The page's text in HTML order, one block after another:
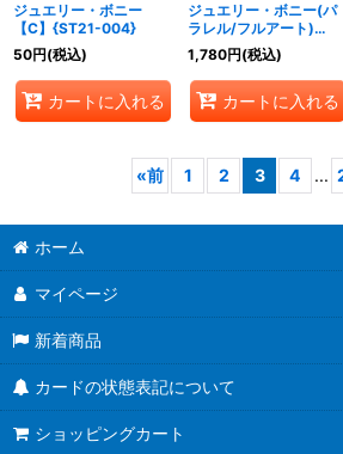
ジュエリー・ボニー
【C】{ST21-004}
50円(税込)
カートに入れる
ジュエリー・ボニー(パ
ラレル/フルアート)
【C/P】{ST21-004}
1,780円(税込)
カートに入れる
«前 1 2 3 4 ...
ホーム
マイページ
新着商品
カードの状態表記について
ショッピングカート